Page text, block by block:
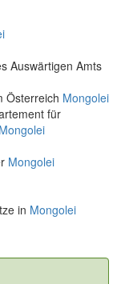
Auswärtigen Amts
Österreich Mongolei
für
Mongolei
Mongolei
in Mongolei